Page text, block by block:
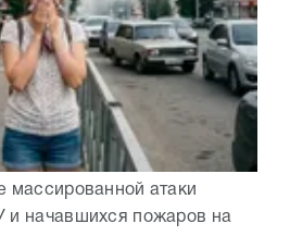
массированной атаки
и начавшихся пожаров на